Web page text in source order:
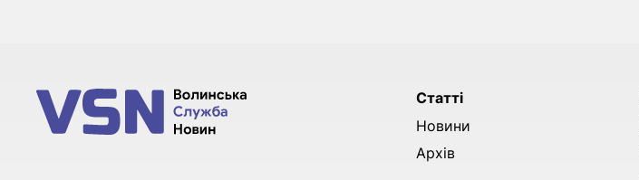
Статті
Новини
Архів